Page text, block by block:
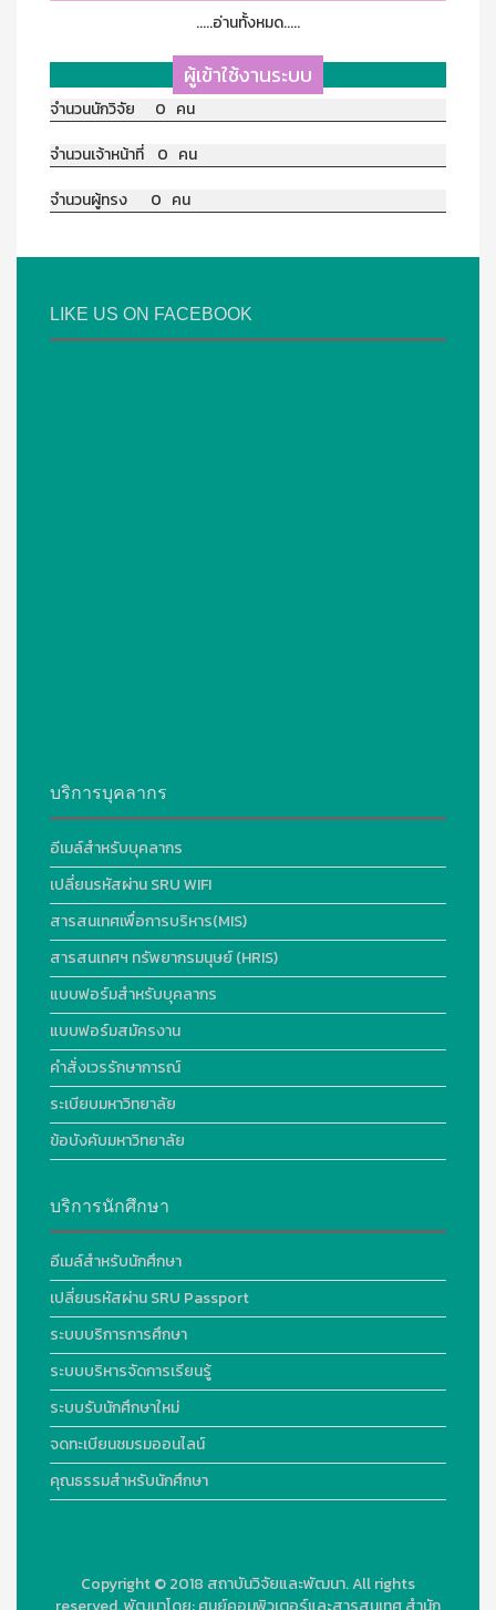
.....อ่านทั้งหมด.....
ผู้เข้าใช้งานระบบ
จำนวนนักวิจัย 0 คน
จำนวนเจ้าหน้าที่ 0 คน
จำนวนผู้ทรง 0 คน
LIKE US ON FACEBOOK
บริการบุคลากร
อีเมล์สำหรับบุคลากร
เปลี่ยนรหัสผ่าน SRU WIFI
สารสนเทศเพื่อการบริหาร(MIS)
สารสนเทศฯ ทรัพยากรมนุษย์ (HRIS)
แบบฟอร์มสำหรับบุคลากร
แบบฟอร์มสมัครงาน
คำสั่งเวรรักษาการณ์
ระเบียบมหาวิทยาลัย
ข้อบังคับมหาวิทยาลัย
บริการนักศึกษา
อีเมล์สำหรับนักศึกษา
เปลี่ยนรหัสผ่าน SRU Passport
ระบบบริการการศึกษา
ระบบบริหารจัดการเรียนรู้
ระบบรับนักศึกษาใหม่
จดทะเบียนชมรมออนไลน์
คุณธรรมสำหรับนักศึกษา
Copyright © 2018 สถาบันวิจัยและพัฒนา. All rights